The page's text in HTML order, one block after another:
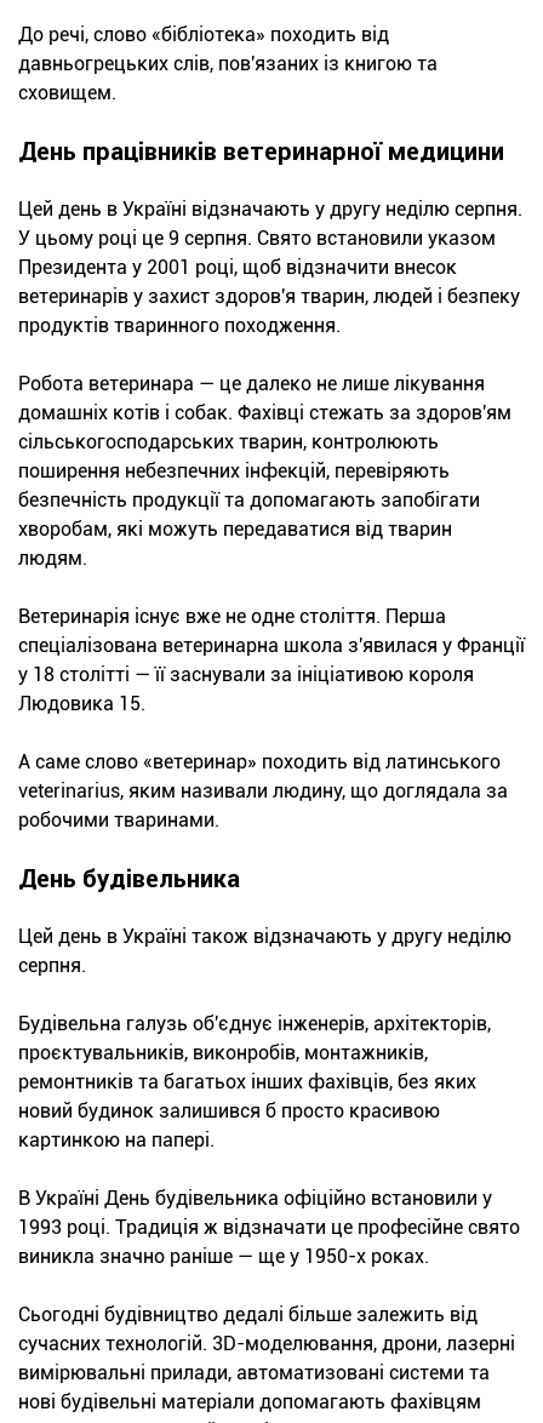
До речі, слово «бібліотека» походить від
давньогрецьких слів, пов'язаних із книгою та
сховищем.
День працівників ветеринарної медицини
Цей день в Україні відзначають у другу неділю серпня.
У цьому році це 9 серпня. Свято встановили указом
Президента у 2001 році, щоб відзначити внесок
ветеринарів у захист здоров'я тварин, людей і безпеку
продуктів тваринного походження.
Робота ветеринара — це далеко не лише лікування
домашніх котів і собак. Фахівці стежать за здоров'ям
сільськогосподарських тварин, контролюють
поширення небезпечних інфекцій, перевіряють
безпечність продукції та допомагають запобігати
хворобам, які можуть передаватися від тварин
людям.
Ветеринарія існує вже не одне століття. Перша
спеціалізована ветеринарна школа з'явилася у Франції
у 18 столітті — її заснували за ініціативою короля
Людовика 15.
А саме слово «ветеринар» походить від латинського
veterinarius, яким називали людину, що доглядала за
робочими тваринами.
День будівельника
Цей день в Україні також відзначають у другу неділю
серпня.
Будівельна галузь об'єднує інженерів, архітекторів,
проєктувальників, виконробів, монтажників,
ремонтників та багатьох інших фахівців, без яких
новий будинок залишився б просто красивою
картинкою на папері.
В Україні День будівельника офіційно встановили у
1993 році. Традиція ж відзначати це професійне свято
виникла значно раніше — ще у 1950-х роках.
Сьогодні будівництво дедалі більше залежить від
сучасних технологій. 3D-моделювання, дрони, лазерні
вимірювальні прилади, автоматизовані системи та
нові будівельні матеріали допомагають фахівцям